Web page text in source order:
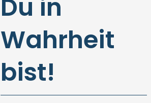
Du in
Wahrheit
bist!